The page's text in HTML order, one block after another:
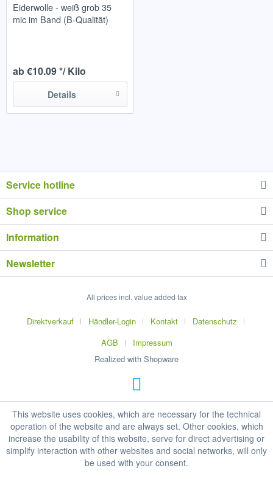
Eiderwolle - weiß grob 35
mic im Band (B-Qualität)
ab €10.09 */ Kilo
Details
Service hotline
Shop service
Information
Newsletter
All prices incl. value added tax
Direktverkauf Händler-Login Kontakt
Datenschutz
AGB
Impressum
Realized with Shopware
This website uses cookies, which are necessary for the technical
operation of the website and are always set. Other cookies, which
increase the usability of this website, serve for direct advertising or
simplify interaction with other websites and social networks, will only
be used with your consent.